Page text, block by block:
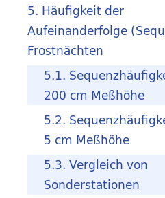
5. Häufigkeit der
Aufeinanderfolge
Frostnächten
5.1.
200 cm Meßhöhe
5.2.
5 cm Meßhöhe
5.3. Vergleich von
Sonderstationen